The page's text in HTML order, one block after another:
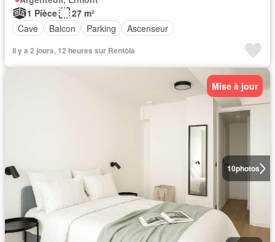
1 Pièce
27 m²
Cave
Balcon Parking Ascenseur
Il y a 2 jours, 12 heures sur Rentola
10photos
Mise à jour